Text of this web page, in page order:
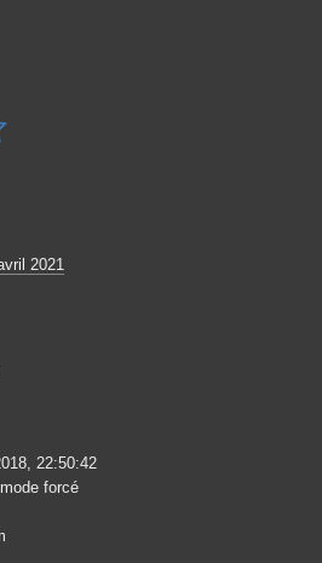
2021
22:50:42
forcé